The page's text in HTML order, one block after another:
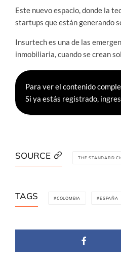
Este nuevo espacio, donde la
startups que están generando
Insurtech es una de las
inmobiliaria, cuando se crean
Para ver el contenido
Si ya estás registrado,
SOURCE THE STANDARD
TAGS COLOMBIA ESPAÑA